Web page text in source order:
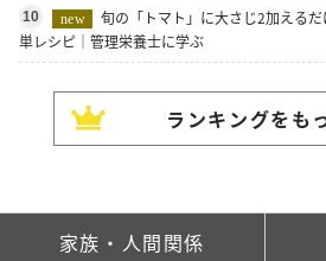
10 new
旬の「トマト」に大さじ2加える
単レシピ｜管理栄養士に学ぶ
ランキングをも
家族・人間関係